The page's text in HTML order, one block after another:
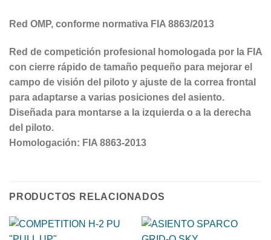
Red OMP, conforme normativa FIA 8863/2013
Red de competición profesional homologada por la FIA
con cierre rápido de tamaño pequeño para mejorar el
campo de visión del piloto y ajuste de la correa frontal
para adaptarse a varias posiciones del asiento.
Diseñada para montarse a la izquierda o a la derecha
del piloto.
Homologación: FIA 8863-2013
PRODUCTOS RELACIONADOS